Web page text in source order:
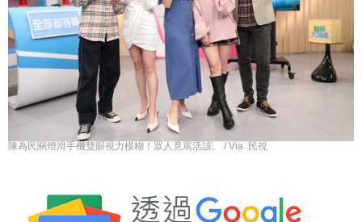
陳為民關燈滑手機雙眼視力模糊！眾人竟罵活該。 / Via 民視